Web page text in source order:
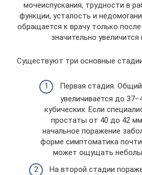
мочеиспускания, трудности в
функции, усталость и
обращается к врачу только
значительно увеличится
Существуют три основные
Первая стадия.
увеличивается до
кубических. Если
простаты от 40 до 42
начальное поражение
форме симптоматика
может ощущать
На второй стадии